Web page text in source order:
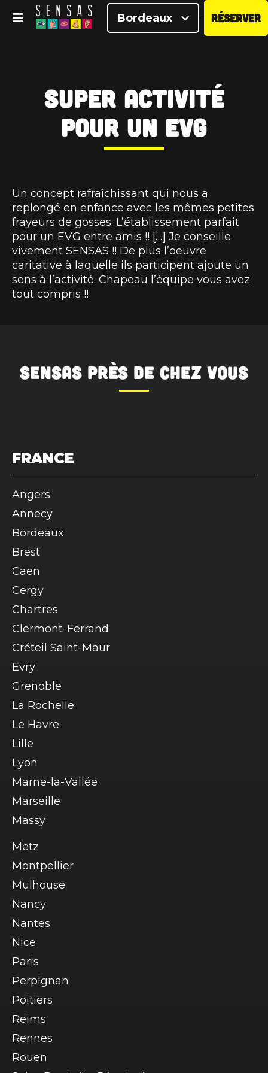
Bordeaux RÉSERVER
Super activité
pour un EVG
Un concept rafraîchissant qui nous a
replongé en enfance avec les mêmes petites
frayeurs de gosses. L’établissement parfait
pour un EVG entre amis !! […] Je conseille
vivement SENSAS !! De plus l’oeuvre
caritative à laquelle ils participent ajoute un
sens à l’activité. Chapeau l’équipe vous avez
tout compris !!
SENSAS près de chez vous
FRANCE
Angers
Annecy
Bordeaux
Brest
Caen
Cergy
Chartres
Clermont-Ferrand
Créteil Saint-Maur
Evry
Grenoble
La Rochelle
Le Havre
Lille
Lyon
Marne-la-Vallée
Marseille
Massy
Metz
Montpellier
Mulhouse
Nancy
Nantes
Nice
Paris
Perpignan
Poitiers
Reims
Rennes
Rouen